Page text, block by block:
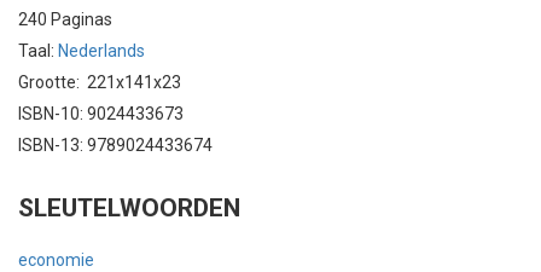
240 Paginas
Taal: Nederlands
Grootte: 221x141x23
ISBN-10: 9024433673
ISBN-13: 9789024433674
SLEUTELWOORDEN
economie